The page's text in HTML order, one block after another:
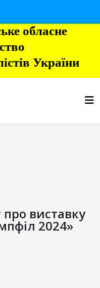
обласне
України
про виставку
2024»